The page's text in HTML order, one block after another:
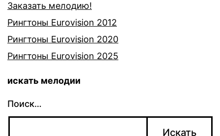
Заказать мелодию!
Рингтоны Eurovision 2012
Рингтоны Eurovision 2020
Рингтоны Eurovision 2025
искать мелодии
Поиск…